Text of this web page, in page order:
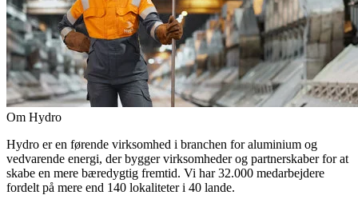
Om Hydro
Hydro er en førende virksomhed i branchen for aluminium og
vedvarende energi, der bygger virksomheder og partnerskaber for at
skabe en mere bæredygtig fremtid. Vi har 32.000 medarbejdere
fordelt på mere end 140 lokaliteter i 40 lande.